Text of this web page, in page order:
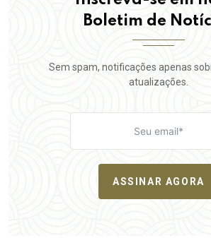
Boletim de
Sem spam, notificações apenas
atualizações.
ASSINAR AGORA